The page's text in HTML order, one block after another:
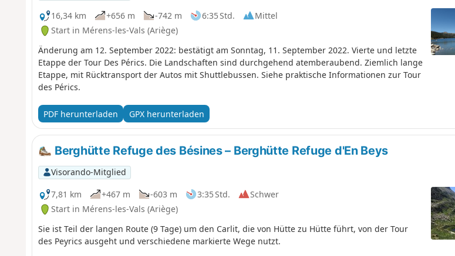
16,34 km
+656 m -742 m 6:35 Std.
Mittel
Start in Mérens-les-Vals (Ariège)
Änderung am 12. September 2022: bestätigt am Sonntag, 11. September 2022. Vierte und letzte
Etappe der Tour Des Pérics. Die Landschaften sind durchgehend atemberaubend. Ziemlich lange
Etappe, mit Rücktransport der Autos mit Shuttlebussen. Siehe praktische Informationen zur Tour
des Pérics.
PDF herunterladen GPX herunterladen
Berghütte Refuge des Bésines – Berghütte Refuge d'En Beys
Visorando-Mitglied
7,81 km
+467 m -603 m 3:35 Std.
Schwer
Start in Mérens-les-Vals (Ariège)
Sie ist Teil der langen Route (9 Tage) um den Carlit, die von Hütte zu Hütte führt, von der Tour
des Peyrics ausgeht und verschiedene markierte Wege nutzt.